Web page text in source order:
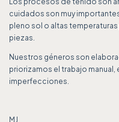
cuidados son muy
pleno sol o altas
piezas.
Nuestros géneros son
priorizamos el trabajo manual,
imperfecciones.
MJ